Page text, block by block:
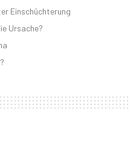
Einschüchterung
Ursache?